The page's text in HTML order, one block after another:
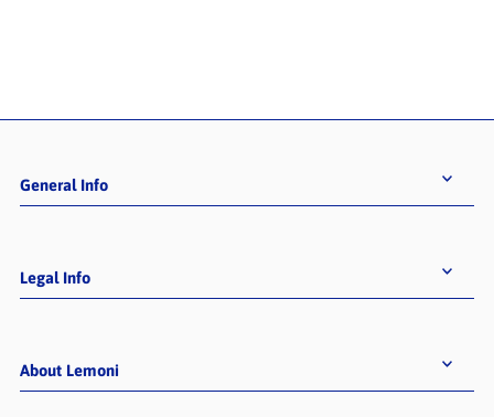
General Info
Legal Info
About Lemoni